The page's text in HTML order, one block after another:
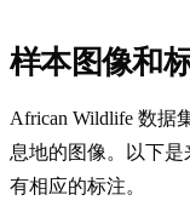
样本图像和
African Wildlife 数据
息地的图像。以下
有相应的标注。